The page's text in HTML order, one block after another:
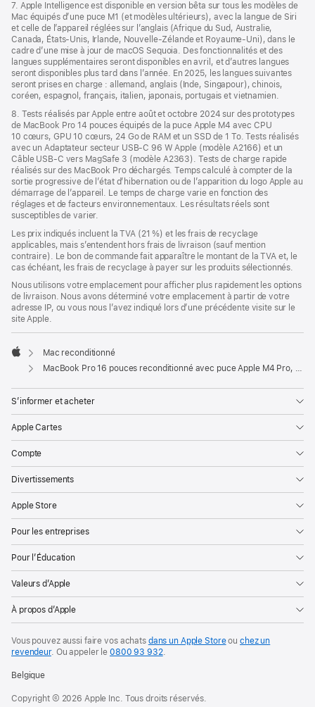
7. Apple Intelligence est disponible en version bêta sur tous les modèles de
Mac équipés d’une puce M1 (et modèles ultérieurs), avec la langue de Siri
et celle de l’appareil réglées sur l’anglais (Afrique du Sud, Australie,
Canada, États-Unis, Irlande, Nouvelle-Zélande et Royaume-Uni), dans le
cadre d’une mise à jour de macOS Sequoia. Des fonctionnalités et des
langues supplémentaires seront disponibles en avril, et d’autres langues
seront disponibles plus tard dans l’année. En 2025, les langues suivantes
seront prises en charge : allemand, anglais (Inde, Singapour), chinois,
coréen, espagnol, français, italien, japonais, portugais et vietnamien.
8. Tests réalisés par Apple entre août et octobre 2024 sur des prototypes
de MacBook Pro 14 pouces équipés de la puce Apple M4 avec CPU
10 cœurs, GPU 10 cœurs, 24 Go de RAM et un SSD de 1 To. Tests réalisés
avec un Adaptateur secteur USB-C 96 W Apple (modèle A2166) et un
Câble USB-C vers MagSafe 3 (modèle A2363). Tests de charge rapide
réalisés sur des MacBook Pro déchargés. Temps calculé à compter de la
sortie progressive de l’état d’hibernation ou de l’apparition du logo Apple au
démarrage de l’appareil. Le temps de charge varie en fonction des
réglages et de facteurs environnementaux. Les résultats réels sont
susceptibles de varier.
Les prix indiqués incluent la TVA (21 %) et les frais de recyclage
applicables, mais s’entendent hors frais de livraison (sauf mention
contraire). Le bon de commande fait apparaître le montant de la TVA et, le
cas échéant, les frais de recyclage à payer sur les produits sélectionnés.
Nous utilisons votre emplacement pour afficher plus rapidement les options
de livraison. Nous avons déterminé votre emplacement à partir de votre
adresse IP, ou vous nous l’avez indiqué lors d’une précédente visite sur le
site Apple.
Apple
Mac reconditionné
MacBook Pro 16 pouces reconditionné avec puce Apple M4 Pro, CPU 14 cœurs et GPU 20 cœurs - Argent
S’informer et acheter
Apple Cartes
Compte
Divertissements
Apple Store
Pour les entreprises
Pour l’Éducation
Valeurs d’Apple
À propos d’Apple
Vous pouvez aussi faire vos achats dans un Apple Storeouchez un
revendeur. Ouappeler le0800 93 932.
Belgique
Copyright © 2026 Apple Inc. Tous droits réservés.